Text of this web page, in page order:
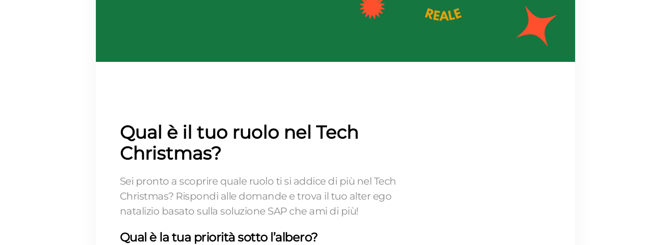
Qual è il tuo ruolo nel Tech
Christmas?
Sei pronto a scoprire quale ruolo ti si addice di più nel Tech
Christmas? Rispondi alle domande e trova il tuo alter ego
natalizio basato sulla soluzione SAP che ami di più!
Qual è la tua priorità sotto l’albero?